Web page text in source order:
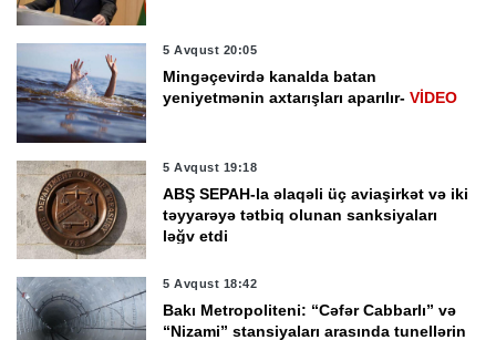
5 Avqust 20:05
Mingəçevirdə kanalda batan
yeniyetmənin axtarışları aparılır-VİDEO
5 Avqust 19:18
ABŞ SEPAH-la əlaqəli üç aviaşirkət və iki
təyyarəyə tətbiq olunan sanksiyaları
ləğv etdi
5 Avqust 18:42
Bakı Metropoliteni: “Cəfər Cabbarlı” və
“Nizami” stansiyaları arasında tunellərin